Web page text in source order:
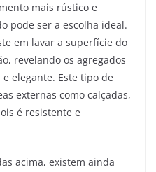
mais rústico e
pode ser a escolha ideal.
em lavar a superfície do
revelando os agregados
elegante. Este tipo de
externas como calçadas,
é resistente e
acima, existem ainda